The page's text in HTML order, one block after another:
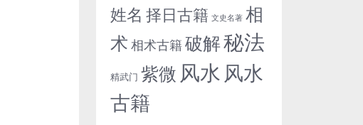
姓名 择日古籍 文史名著 相
术 相术古籍破解秘法
精武门 紫微 风水 风水
古籍